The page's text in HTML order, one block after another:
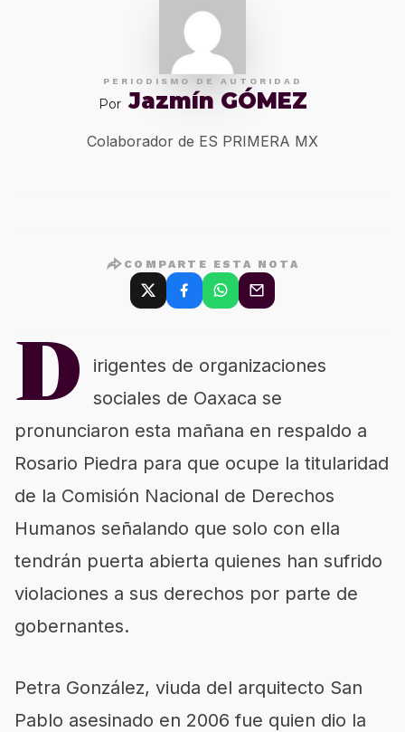
PERIODISMO DE AUTORIDAD
Por Jazmín GÓMEZ
Colaborador de ES PRIMERA MX
COMPARTE ESTA NOTA
D
irigentes de organizaciones
sociales de Oaxaca se
pronunciaron esta mañana en respaldo a
Rosario Piedra para que ocupe la titularidad
de la Comisión Nacional de Derechos
Humanos señalando que solo con ella
tendrán puerta abierta quienes han sufrido
violaciones a sus derechos por parte de
gobernantes.
Petra González, viuda del arquitecto San
Pablo asesinado en 2006 fue quien dio la